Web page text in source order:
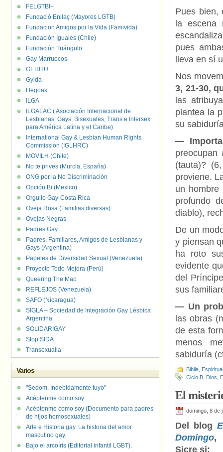
Pues bien,
la
pues
lleva en sí
Nos
3, 21-30,
las
plantea la
su
—
preocupan
(tauta)?
proviene.
un
profundo
diablo),
De un
y piensan
ha roto
evidente
del
sus
— Un
las obras
de esta
menos
sabiduría
Biblia
Ciclo B Dios
El
domingo, 8 de
Del blog
Domingo,
Sicre sj:
FELGTBI+
Fundació Enllaç (Mayores LGTB)
Fundacion Amigos por la Vida (Famivida)
Fundación Iguales (Chile)
Fundación Triángulo
Gay Marruecos
GEHITU
Gylda
Hegoak
ILGA
ILGALAC ( Asociación Internacional de
Lesbianas, Gays, Bisexuales, Trans e Intersex
para América Latina y el Caribe)
International Gay & Lesbian Human Rights
Commission (IGLHRC)
MOVILH (Chile)
No te prives (Murcia, España)
ONG por la No Discriminación
Opción Bi (Mexico)
Orgullo Gay-Costa Rica
Oveja Rosa (Familias diversas)
Ovejas Negras
Padres Gay
Padres, Familiares, Amigos de Lesbianas y
Gays (Argentina)
Papeles de Diversidad Sexual (Venezuela)
Proyecto Todo Mejora (Perú)
Queering The Map
REFLEJOS (Venezuela)
SAFO (Nicaragua)
SIGLA – Sociedad de Integración Gay Lésbica
Argentina
SOLIDARIGAY
Stop SIDA
Transexualia
Varios
"Sedom. Indebidamente tuyo"
Acéptenme como soy
Acéptenme como soy (Documento para padres
de hijos homosexuales)
Arte e Historia gay. La historia del amor
masculino gay.
Bajo el arcoíris (Editorial infantil LGBT).